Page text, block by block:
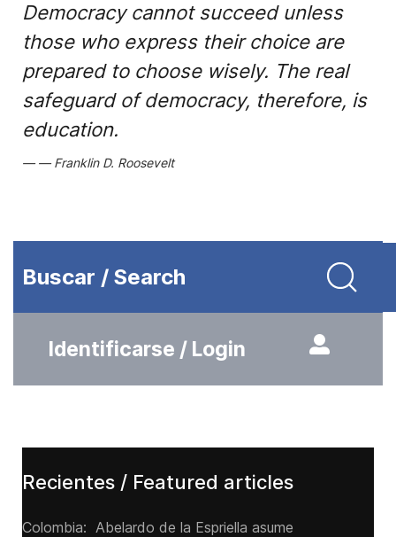
Democracy cannot succeed unless
those who express their choice are
prepared to choose wisely. The real
safeguard of democracy, therefore, is
education.
Franklin D. Roosevelt
Buscar / Search
Identificarse / Login
Recientes / Featured articles
Colombia: Abelardo de la Espriella asume